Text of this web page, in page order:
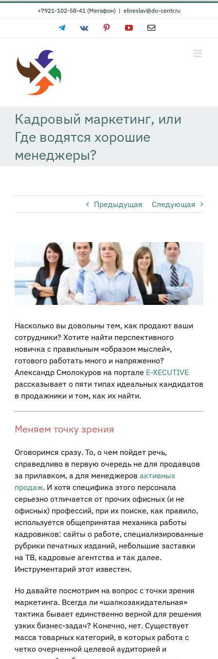
Skip
+7921-102-58-41 (Мегафон) | ebreslav@do-centr.ru
TelegramVk PinterestYouTubeEmail
Кадровый маркетинг, или
Где водятся хорошие
менеджеры?
Предыдущая Следующая
Насколько вы довольны тем, как продают ваши
сотрудники? Хотите найти перспективного
новичка с правильным «образом мыслей»,
готового работать много и напряженно?
Александр Смолокуров на портале E-XECUTIVE
рассказывает о пяти типах идеальных кандидатов
в продажники и том, как их найти.
Меняем точку зрения
Оговоримся сразу. То, о чем пойдет речь,
справедливо в первую очередь не для продавцов
за прилавком, а для менеджеров активных
продаж. И хотя специфика этого персонала
серьезно отличается от прочих офисных (и не
офисных) профессий, при их поиске, как правило,
используется общепринятая механика работы
кадровиков: сайты о работе, специализированные
рубрики печатных изданий, небольшие заставки
на ТВ, кадровые агентства и так далее.
Инструментарий этот известен.
Но давайте посмотрим на вопрос с точки зрения
маркетинга. Всегда ли «шапкозакидательная»
тактика бывает единственно верной для решения
узких бизнес-задач? Конечно, нет. Существует
масса товарных категорий, в которых работа с
четко очерченной целевой аудиторией и